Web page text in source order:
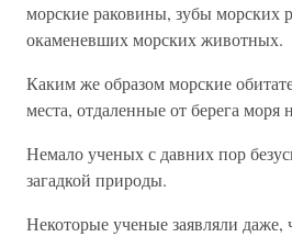
морские раковины, зубы морских
окаменевших морских животных.
Каким же образом морские
места, отдаленные от берега моря
Немало ученых с давних пор
загадкой природы.
Некоторые ученые заявляли даже,